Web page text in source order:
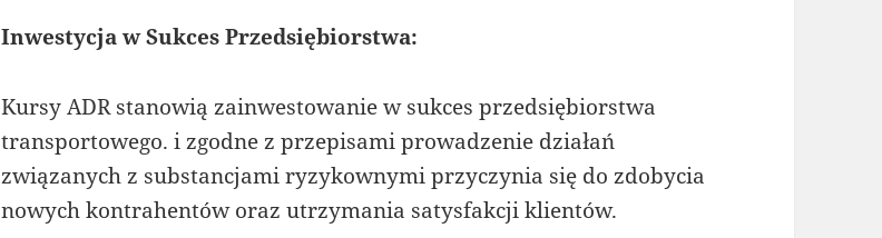
Inwestycja w Sukces Przedsiębiorstwa:
Kursy ADR stanowią zainwestowanie w sukces przedsiębiorstwa
transportowego. i zgodne z przepisami prowadzenie działań
związanych z substancjami ryzykownymi przyczynia się do zdobycia
nowych kontrahentów oraz utrzymania satysfakcji klientów.